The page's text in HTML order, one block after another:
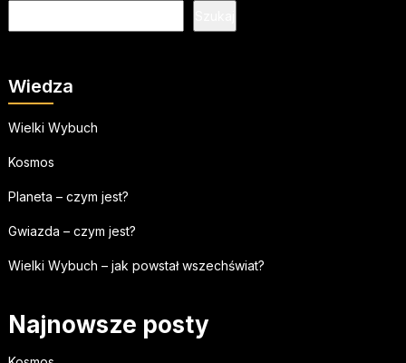
Wiedza
Wielki Wybuch
Kosmos
Planeta – czym jest?
Gwiazda – czym jest?
Wielki Wybuch – jak powstał wszechświat?
Najnowsze posty